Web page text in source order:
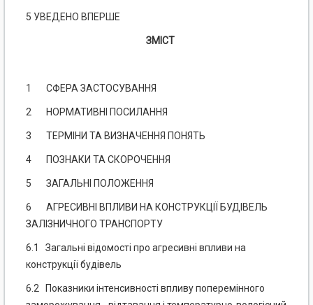
5 УВЕДЕНО ВПЕРШЕ
ЗМІСТ
1 СФЕРА ЗАСТОСУВАННЯ
2 НОРМАТИВНІ ПОСИЛАННЯ
3 ТЕРМІНИ ТА ВИЗНАЧЕННЯ ПОНЯТЬ
4 ПОЗНАКИ ТА СКОРОЧЕННЯ
5 ЗАГАЛЬНІ ПОЛОЖЕННЯ
6 АГРЕСИВНІ ВПЛИВИ НА КОНСТРУКЦІЇ БУДІВЕЛЬ
ЗАЛІЗНИЧНОГО ТРАНСПОРТУ
6.1 Загальні відомості про агресивні впливи на
конструкції будівель
6.2 Показники інтенсивності впливу поперемінного